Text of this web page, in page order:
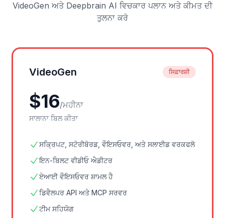
VideoGen ਅਤੇ Deepbrain AI ਵਿਚਕਾਰ ਪਲਾਨ ਅਤੇ ਕੀਮਤ ਦੀ
ਤੁਲਨਾ ਕਰੋ
VideoGen ਸਿਫ਼ਾਰਸ਼ੀ
$16/ਮਹੀਨਾ
ਸਾਲਾਨਾ ਬਿਲ ਕੀਤਾ
ਸਕ੍ਰਿਪਟ, ਸਟੋਰੀਬੋਰਡ, ਵੌਇਸਓਵਰ, ਅਤੇ ਸਲਾਈਡ ਵਰਕਫਲੋ
ਇਨ-ਬਿਲਟ ਵੀਡੀਓ ਐਡੀਟਰ
ਏਆਈ ਵੌਇਸਓਵਰ ਸ਼ਾਮਲ ਹੈ
ਡਿਵੈਲਪਰ API ਅਤੇ MCP ਸਰਵਰ
ਟੀਮ ਸਹਿਯੋਗ